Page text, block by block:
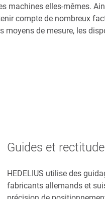
machines elles-mêmes.
compte de nombreux
moyens de mesure, les
Guides et
HEDELIUS utilise des
fabricants allemands et